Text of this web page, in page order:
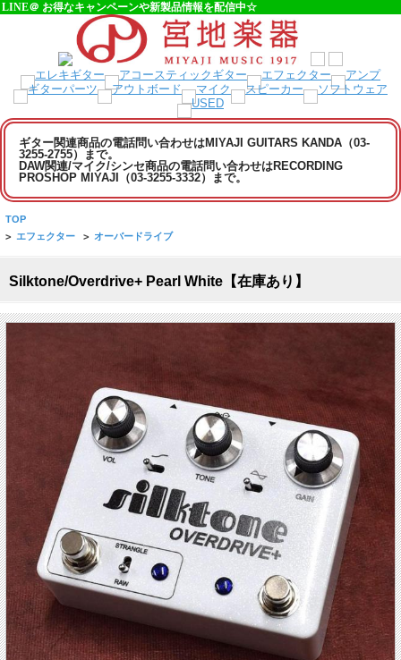
LINE＠ お得なキャンペーンや新製品情報を配信中☆
ギター関連商品の電話問い合わせはMIYAJI GUITARS KANDA（03-
3255-2755）まで。
DAW関連/マイク/シンセ商品の電話問い合わせはRECORDING
PROSHOP MIYAJI（03-3255-3332）まで。
TOP
> エフェクター > オーバードライブ
Silktone/Overdrive+ Pearl White【在庫あり】